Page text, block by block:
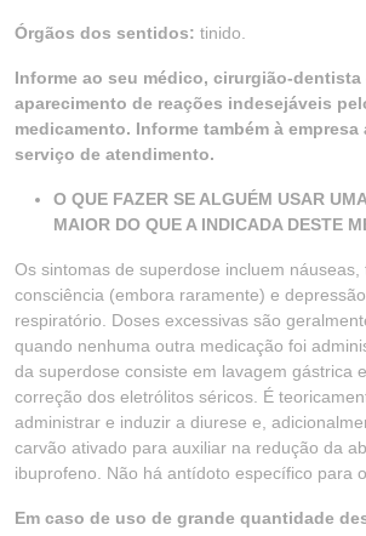
Órgãos dos sentidos: tinido.
Informe ao seu médico, cirurgião-
aparecimento de reações indesejáveis
medicamento. Informe também à empresa
serviço de atendimento.
O QUE FAZER SE ALGUÉM USAR
MAIOR DO QUE A INDICADA DESTE
Os sintomas de superdose incluem
consciência (embora raramente) e
respiratório. Doses excessivas são
quando nenhuma outra medicação foi
da superdose consiste em lavagem gástrica
correção dos eletrólitos séricos. É
administrar e induzir a diurese e,
carvão ativado para auxiliar na redução da
ibuprofeno. Não há antídoto específico para
Em caso de uso de grande quantidade